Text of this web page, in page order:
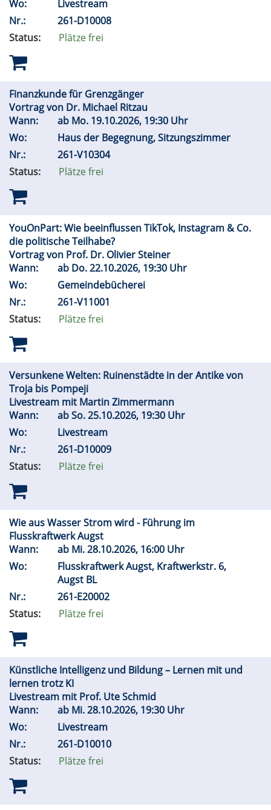
Wo:
Livestream
Nr.:
261-D10008
Status:
Plätze frei
Finanzkunde für Grenzgänger
Vortrag von Dr. Michael Ritzau
Wann:
ab Mo. 19.10.2026, 19:30 Uhr
Wo:
Haus der Begegnung, Sitzungszimmer
Nr.:
261-V10304
Status:
Plätze frei
YouOnPart: Wie beeinflussen TikTok, Instagram & Co.
die politische Teilhabe?
Vortrag von Prof. Dr. Olivier Steiner
Wann:
ab Do.22.10.2026, 19:30 Uhr
Wo:
Gemeindebücherei
Nr.:
261-V11001
Status:
Plätze frei
Versunkene Welten: Ruinenstädte in der Antike von
Troja bis Pompeji
Livestream mit Martin Zimmermann
Wann:
abSo.25.10.2026, 19:30 Uhr
Wo:
Livestream
Nr.:
261-D10009
Status:
Plätze frei
Wie aus Wasser Strom wird - Führung im
Flusskraftwerk Augst
Wann:
ab Mi.28.10.2026, 16:00 Uhr
Wo:
Flusskraftwerk Augst, Kraftwerkstr. 6,
Augst BL
Nr.:
261-E20002
Status:
Plätze frei
Künstliche Intelligenz und Bildung – Lernen mit und
lernen trotz KI
Livestream mit Prof. Ute Schmid
Wann:
ab Mi.28.10.2026, 19:30 Uhr
Wo:
Livestream
Nr.:
261-D10010
Status:
Plätze frei